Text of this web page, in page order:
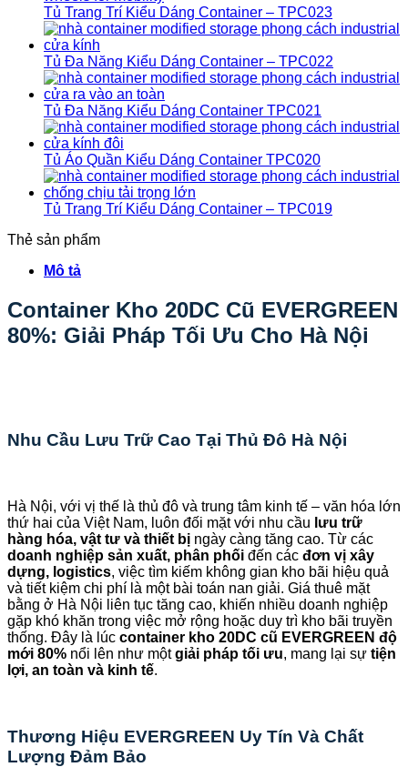
Tủ Trang Trí Kiểu Dáng Container – TPC023
Tủ Đa Năng Kiểu Dáng Container – TPC022
Tủ Đa Năng Kiểu Dáng Container TPC021
Tủ Áo Quần Kiểu Dáng Container TPC020
Tủ Trang Trí Kiểu Dáng Container – TPC019
Thẻ sản phẩm
Mô tả
Container Kho 20DC Cũ EVERGREEN
80%: Giải Pháp Tối Ưu Cho Hà Nội
Nhu Cầu Lưu Trữ Cao Tại Thủ Đô Hà Nội
Hà Nội, với vị thế là thủ đô và trung tâm kinh tế – văn hóa lớn
thứ hai của Việt Nam, luôn đối mặt với nhu cầu lưu trữ
hàng hóa, vật tư và thiết bị ngày càng tăng cao. Từ các
doanh nghiệp sản xuất, phân phối đến các đơn vị xây
dựng, logistics, việc tìm kiếm không gian kho bãi hiệu quả
và tiết kiệm chi phí là một bài toán nan giải. Giá thuê mặt
bằng ở Hà Nội liên tục tăng cao, khiến nhiều doanh nghiệp
gặp khó khăn trong việc mở rộng hoặc duy trì kho bãi truyền
thống. Đây là lúc container kho 20DC cũ EVERGREEN độ
mới 80% nổi lên như mộtgiải pháp tối ưu, mang lại sự tiện
lợi, an toàn và kinh tế.
Thương Hiệu EVERGREEN Uy Tín Và Chất
Lượng Đảm Bảo